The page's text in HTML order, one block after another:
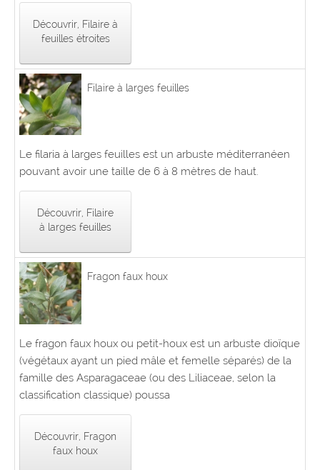
Découvrir, Filaire à
feuilles étroites
Filaire à larges feuilles
Le filaria à larges feuilles est un arbuste méditerranéen
pouvant avoir une taille de 6 à 8 mètres de haut.
Découvrir, Filaire
à larges feuilles
Fragon faux houx
Le fragon faux houx ou petit-houx est un arbuste dioïque
(végétaux ayant un pied mâle et femelle séparés) de la
famille des Asparagaceae (ou des Liliaceae, selon la
classification classique) poussa
Découvrir, Fragon
faux houx